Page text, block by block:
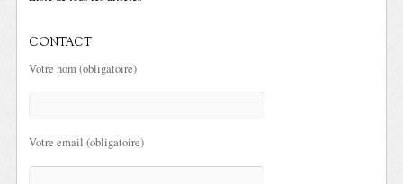
CONTACT
Votre nom (obligatoire)
Votre email (obligatoire)